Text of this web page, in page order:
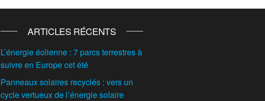
ARTICLES RÉCENTS
L’énergie éolienne : 7 parcs terrestres à
suivre en Europe cet été
Panneaux solaires recyclés : vers un
cycle vertueux de l’énergie solaire